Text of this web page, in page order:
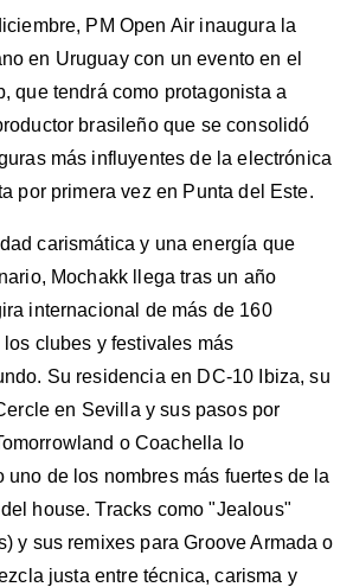
PM Open Air inaugura la
en Uruguay con un evento en el
que tendrá como protagonista a
brasileño que se consolidó
más influyentes de la electrónica
por primera vez en Punta del Este.
carismática y una energía que
Mochakk llega tras un año
internacional de más de 160
clubes y festivales más
Su residencia en DC-10 Ibiza, su
en Sevilla y sus pasos por
o Coachella lo
uno de los nombres más fuertes de la
house. Tracks como "Jealous"
y sus remixes para Groove Armada o
justa entre técnica, carisma y